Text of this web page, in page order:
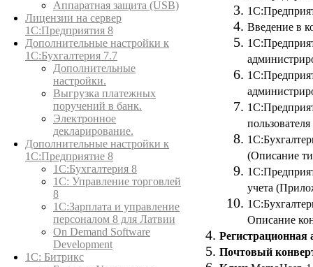
Аппаратная защита (USB)
Лицензии на сервер
1С:Предприятия 8
Дополнительные настройки к
1С:Бухгалтерия 7.7
Дополнительные
настройки.
Выгрузка платежных
поручений в банк.
Электронное
декларирование.
Дополнительные настройки к
1С:Предприятие 8
1С:Бухгалтерия 8
1C: Управление торговлей
8
1С:Зарплата и управление
персоналом 8 для Латвии
On Demand Software
Development
1С: Битрикс
Введение в
пользователя
(Описание
учета
Описание
Регистрационная
Почтовый